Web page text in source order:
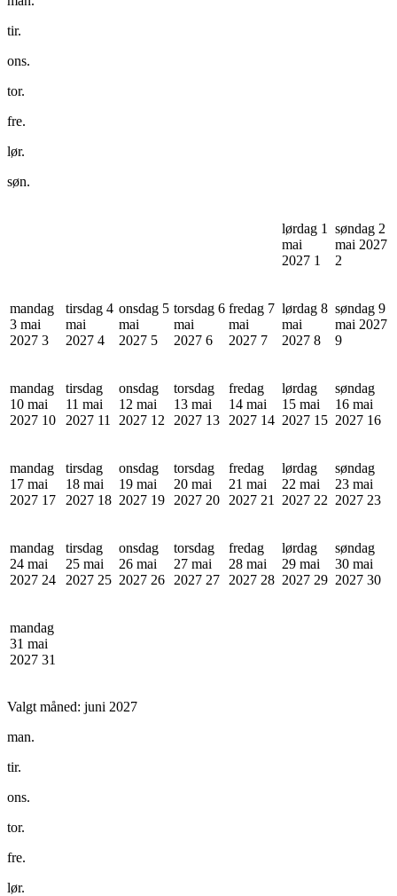
tir.
ons.
tor.
fre.
lør.
søn.
lørdag 1
mai
2027 1
søndag 2
mai 2027
2
mandag
3 mai
2027 3
tirsdag 4
mai
2027 4
onsdag 5
mai
2027 5
torsdag 6
mai
2027 6
fredag 7
mai
2027 7
lørdag 8
mai
2027 8
søndag 9
mai 2027
9
mandag
10 mai
2027 10
tirsdag
11 mai
2027 11
onsdag
12 mai
2027 12
torsdag
13 mai
2027 13
fredag
14 mai
2027 14
lørdag
15 mai
2027 15
søndag
16 mai
2027 16
mandag
17 mai
2027 17
tirsdag
18 mai
2027 18
onsdag
19 mai
2027 19
torsdag
20 mai
2027 20
fredag
21 mai
2027 21
lørdag
22 mai
2027 22
søndag
23 mai
2027 23
mandag
24 mai
2027 24
tirsdag
25 mai
2027 25
onsdag
26 mai
2027 26
torsdag
27 mai
2027 27
fredag
28 mai
2027 28
lørdag
29 mai
2027 29
søndag
30 mai
2027 30
mandag
31 mai
2027 31
Valgt måned: juni 2027
man.
tir.
ons.
tor.
fre.
lør.